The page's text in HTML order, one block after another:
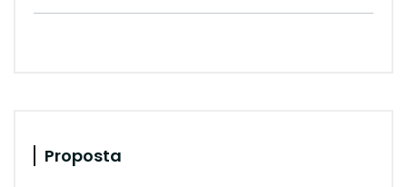
Proposta